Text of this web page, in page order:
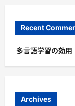
Recent
多言語学習の効用
Archives